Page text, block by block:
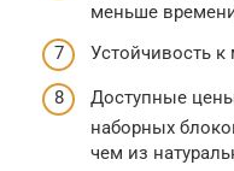
меньше
Устойчивость
Доступные
наборных
чем из